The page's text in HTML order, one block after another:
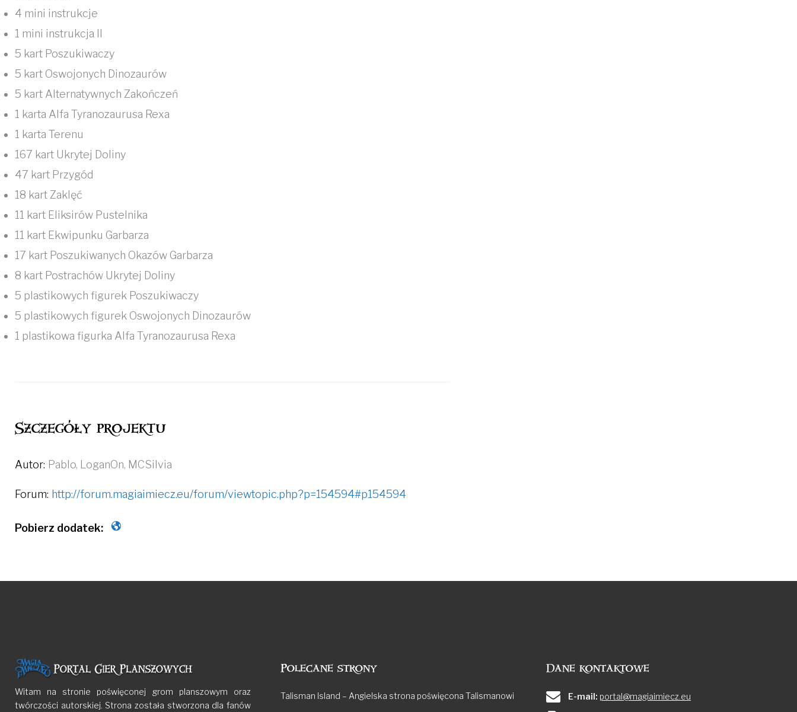
4 mini instrukcje
1 mini instrukcja II
5 kart Poszukiwaczy
5 kart Oswojonych Dinozaurów
5 kart Alternatywnych Zakończeń
1 karta Alfa Tyranozaurusa Rexa
1 karta Terenu
167 kart Ukrytej Doliny
47 kart Przygód
18 kart Zaklęć
11 kart Eliksirów Pustelnika
11 kart Ekwipunku Garbarza
17 kart Poszukiwanych Okazów Garbarza
8 kart Postrachów Ukrytej Doliny
5 plastikowych figurek Poszukiwaczy
5 plastikowych figurek Oswojonych Dinozaurów
1 plastikowa figurka Alfa Tyranozaurusa Rexa
Szczegóły projektu
Autor: Pablo, LoganOn, MCSilvia
Forum: http://forum.magiaimiecz.eu/forum/viewtopic.php?p=154594#p154594
Witam na stronie poświęconej grom planszowym oraz
twórczości autorskiej. Strona została stworzona dla fanów
Polecane strony
Talisman Island – Angielska strona poświęcona Talismanowi
Dane kontaktowe
E-mail: portal@magiaimiecz.eu